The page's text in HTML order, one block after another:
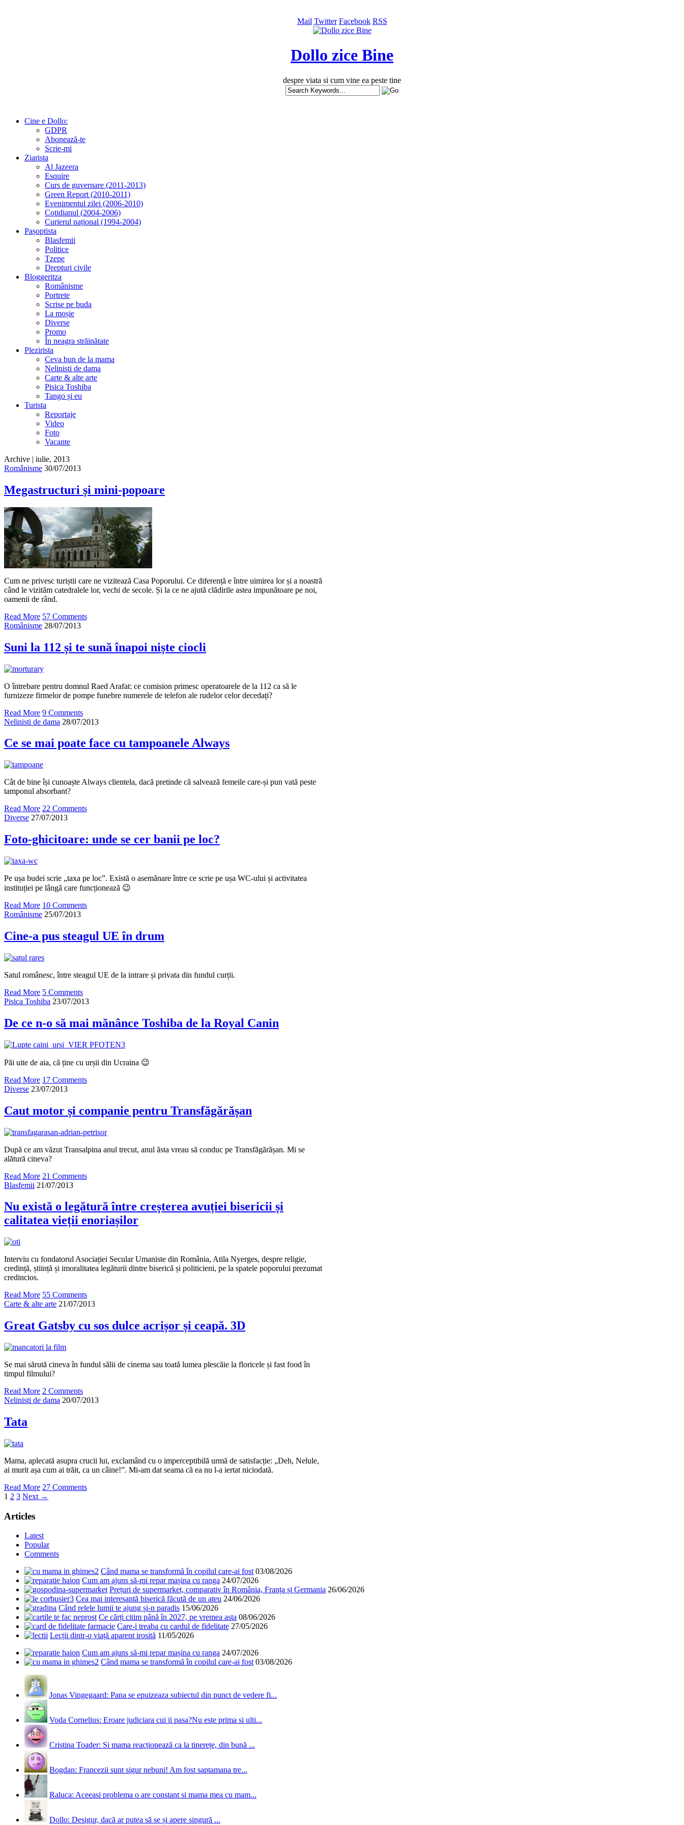
Mail Twitter Facebook RSS
Dollo zice Bine
despre viata si cum vine ea peste tine
Cine e Dollo:
GDPR
Abonează-te
Scrie-mi
Ziarista
Al Jazeera
Esquire
Curs de guvernare (2011-2013)
Green Report (2010-2011)
Evenimentul zilei (2006-2010)
Cotidianul (2004-2006)
Curierul național (1994-2004)
Pașoptista
Blasfemii
Politice
Tzepe
Drepturi civile
Bloggeritza
Românisme
Portrete
Scrise pe buda
La moșie
Diverse
Promo
În neagra străinătate
Plezirista
Ceva bun de la mama
Nelinisti de dama
Carte & alte arte
Pisica Toshiba
Tango și eu
Turista
Reportaje
Video
Foto
Vacante
Archive | iulie, 2013
Românisme 30/07/2013
Megastructuri și mini-popoare
Cum ne privesc turiștii care ne vizitează Casa Poporului. Ce diferență e între uimirea lor și a noastră
când le vizităm catedralele lor, vechi de secole. Și la ce ne ajută clădirile astea impunătoare pe noi,
oamenii de rând.
Read More 57 Comments
Românisme 28/07/2013
Suni la 112 și te sună înapoi niște ciocli
O întrebare pentru domnul Raed Arafat: ce comision primesc operatoarele de la 112 ca să le
furnizeze firmelor de pompe funebre numerele de telefon ale rudelor celor decedați?
Read More 9 Comments
Nelinisti de dama 28/07/2013
Ce se mai poate face cu tampoanele Always
Cât de bine își cunoaște Always clientela, dacă pretinde că salvează femeile care-și pun vată peste
tamponul absorbant?
Read More 22 Comments
Diverse 27/07/2013
Foto-ghicitoare: unde se cer banii pe loc?
Pe ușa budei scrie „taxa pe loc”. Există o asemănare între ce scrie pe ușa WC-ului și activitatea
instituției pe lângă care funcționează 😉
Read More 10 Comments
Românisme 25/07/2013
Cine-a pus steagul UE în drum
Satul românesc, între steagul UE de la intrare și privata din fundul curții.
Read More 5 Comments
Pisica Toshiba 23/07/2013
De ce n-o să mai mănânce Toshiba de la Royal Canin
Păi uite de aia, că ține cu urșii din Ucraina 😉
Read More 17 Comments
Diverse 23/07/2013
Caut motor și companie pentru Transfăgărășan
După ce am văzut Transalpina anul trecut, anul ăsta vreau să conduc pe Transfăgărășan. Mi se
alătură cineva?
Read More 21 Comments
Blasfemii 21/07/2013
Nu există o legătură între creșterea avuției bisericii și
calitatea vieții enoriașilor
Interviu cu fondatorul Asociației Secular Umaniste din România, Atila Nyerges, despre religie,
credință, știință și imoralitatea legăturii dintre biserică și politicieni, pe la spatele poporului prezumat
credincios.
Read More 55 Comments
Carte & alte arte 21/07/2013
Great Gatsby cu sos dulce acrișor și ceapă. 3D
Se mai sărută cineva în fundul sălii de cinema sau toată lumea plescăie la floricele și fast food în
timpul filmului?
Read More 2 Comments
Nelinisti de dama 20/07/2013
Tata
Mama, aplecată asupra crucii lui, exclamând cu o imperceptibilă urmă de satisfacție: „Deh, Nelule,
ai murit așa cum ai trăit, ca un câine!”. Mi-am dat seama că ea nu l-a iertat niciodată.
Read More 27 Comments
1 2 3 Next →
Articles
Latest
Popular
Comments
Când mama se transformă în copilul care-ai fost 03/08/2026
Cum am ajuns să-mi repar mașina cu ranga 24/07/2026
Prețuri de supermarket, comparativ în România, Franța și Germania 26/06/2026
Cea mai interesantă biserică făcută de un ateu 24/06/2026
Când relele lumii te ajung și-n paradis 15/06/2026
Ce cărți citim până în 2027, pe vremea asta 08/06/2026
Care-i treaba cu cardul de fidelitate 27/05/2026
Lecții dintr-o viață aparent irosită 11/05/2026
Cum am ajuns să-mi repar mașina cu ranga 24/07/2026
Când mama se transformă în copilul care-ai fost 03/08/2026
Jonas Vingegaard: Pana se epuizeaza subiectul din punct de vedere fi...
Voda Cornelius: Eroare judiciara cui ii pasa?Nu este prima si ulti...
Cristina Toader: Si mama reacționează ca la tinerețe, din bună ...
Bogdan: Francezii sunt sigur nebuni! Am fost saptamana tre...
Raluca: Aceeasi problema o are constant si mama mea cu mam...
Dollo: Desigur, dacă ar putea să se și apere singură ...